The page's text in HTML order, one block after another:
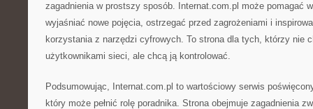
zagadnienia w prostszy sposób. Internat.com.pl może pomagać
wyjaśniać nowe pojęcia, ostrzegać przed zagrożeniami i
korzystania z narzędzi cyfrowych. To strona dla tych, którzy nie
użytkownikami sieci, ale chcą ją kontrolować.
Podsumowując, Internat.com.pl to wartościowy serwis
który może pełnić rolę poradnika. Strona obejmuje zagadnienia